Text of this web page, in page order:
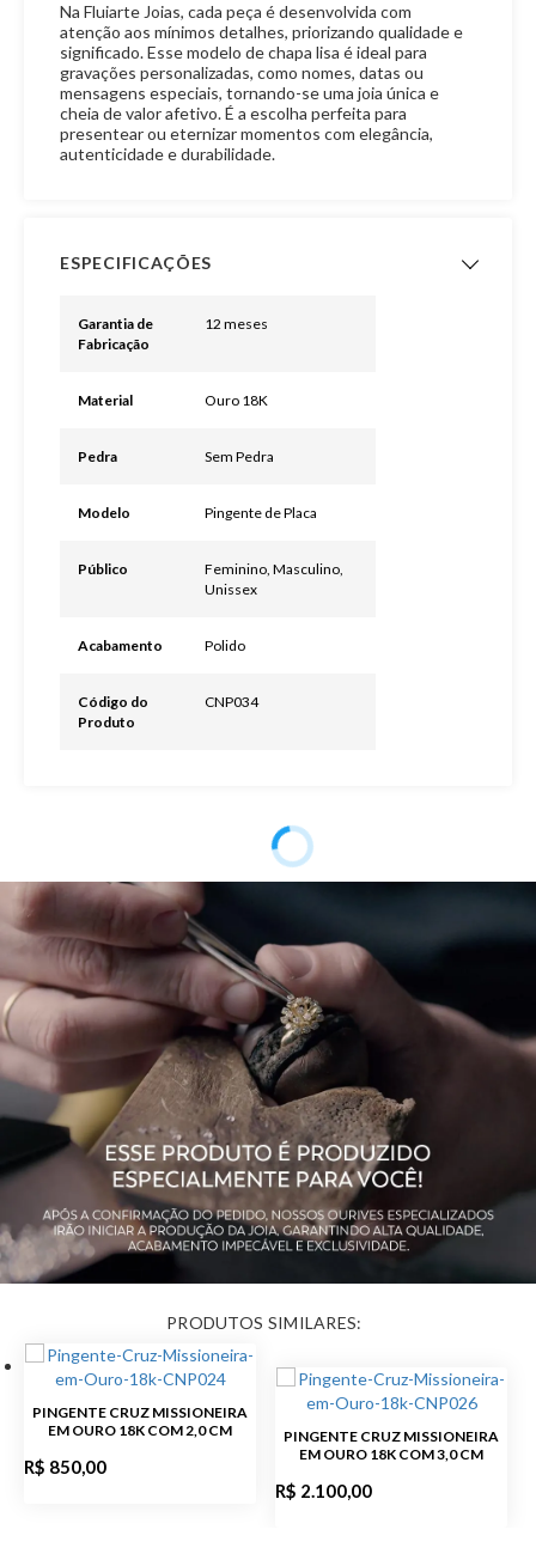
Na Fluiarte Joias, cada peça é desenvolvida com
atenção aos mínimos detalhes, priorizando qualidade e
significado. Esse modelo de chapa lisa é ideal para
gravações personalizadas, como nomes, datas ou
mensagens especiais, tornando-se uma joia única e
cheia de valor afetivo. É a escolha perfeita para
presentear ou eternizar momentos com elegância,
autenticidade e durabilidade.
ESPECIFICAÇÕES
Garantia de
Fabricação
12 meses
Material Ouro 18K
Pedra Sem Pedra
Modelo Pingente de Placa
Público
Feminino, Masculino,
Unissex
Acabamento Polido
Código do
Produto
CNP034
PINGENTE CRUZ MISSIONEIRA
EM OURO 18K COM 2,0 CM
R$ 850,00
PINGENTE CRUZ MISSIONEIRA
EM OURO 18K COM 3,0 CM
R$ 2.100,00